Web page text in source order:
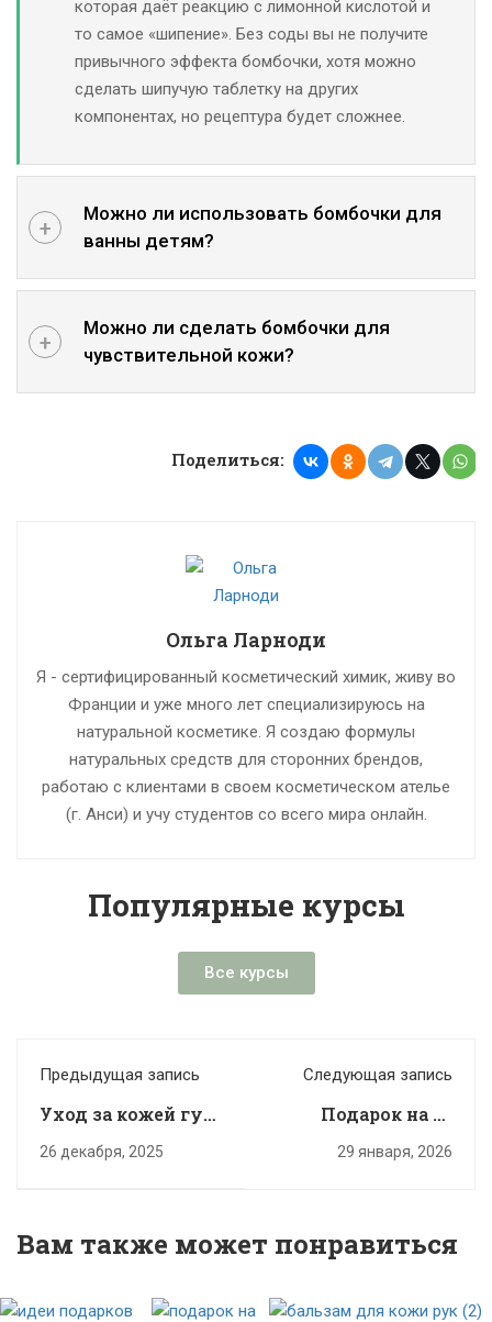
которая даёт реакцию с лимонной кислотой и
то самое «шипение». Без соды вы не получите
привычного эффекта бомбочки, хотя можно
сделать шипучую таблетку на других
компонентах, но рецептура будет сложнее.
Можно ли использовать бомбочки для
ванны детям?
Можно ли сделать бомбочки для
чувствительной кожи?
Поделиться:
Ольга Ларноди
Я - сертифицированный косметический химик, живу во
Франции и уже много лет специализируюсь на
натуральной косметике. Я создаю формулы
натуральных средств для сторонних брендов,
работаю с клиентами в своем косметическом ателье
(г. Анси) и учу студентов со всего мира онлайн.
Популярные курсы
Все курсы
Предыдущая запись
Уход за кожей губ
зимой: формовые
бальзамы для губ
26 декабря, 2025
Следующая запись
Подарок на 14
февраля своими
руками
29 января, 2026
Вам также может понравиться